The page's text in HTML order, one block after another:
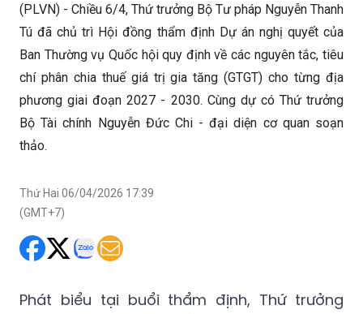
(PLVN) - Chiều 6/4, Thứ trưởng Bộ Tư pháp Nguyễn Thanh
Tú đã chủ trì Hội đồng thẩm định Dự án nghị quyết của
Ban Thường vụ Quốc hội quy định về các nguyên tắc, tiêu
chí phân chia thuế giá trị gia tăng (GTGT) cho từng địa
phương giai đoạn 2027 - 2030. Cùng dự có Thứ trưởng
Bộ Tài chính Nguyễn Đức Chi - đại diện cơ quan soạn
thảo.
Thứ Hai 06/04/2026 17:39
(GMT+7)
Phát biểu tại buổi thẩm định, Thứ trưởng